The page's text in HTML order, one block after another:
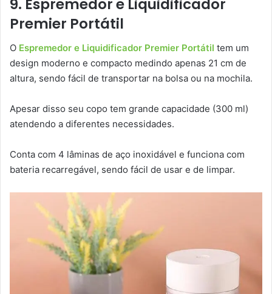
9. Espremedor e Liquidificador
Premier Portátil
O Espremedor e Liquidificador Premier Portátil tem um
design moderno e compacto medindo apenas 21 cm de
altura, sendo fácil de transportar na bolsa ou na mochila.
Apesar disso seu copo tem grande capacidade (300 ml)
atendendo a diferentes necessidades.
Conta com 4 lâminas de aço inoxidável e funciona com
bateria recarregável, sendo fácil de usar e de limpar.